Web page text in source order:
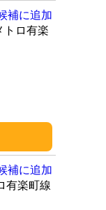
トロ有楽
補に追加
有楽町線
補に追加